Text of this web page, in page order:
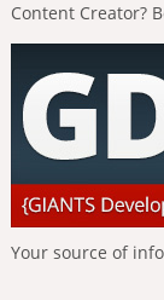
Content Creator?
Your source of